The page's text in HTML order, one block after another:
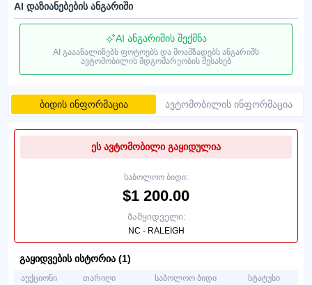
AI დაზიანებების ანგარიში
AI ანგარიშის შექმნა
AI გააანალიზებს ფოტოებს და მოამზადებს ანგარიშს
ავტომობილის მდგომარეობის შესახებ
ბიდის ინფორმაცია ავტომობილის ინფორმაცია
ეს ავტომობილი გაყიდულია
საბოლოო ბიდი:
$1 200.00
Გამყიდველი:
NC - RALEIGH
გაყიდვების ისტორია (1)
აუქციონი თარიღი საბოლოო ბიდი სტატუსი